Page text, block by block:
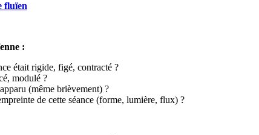
fluïen
:
était rigide, figé, contracté ?
modulé ?
(même brièvement) ?
de cette séance (forme, lumière, flux) ?